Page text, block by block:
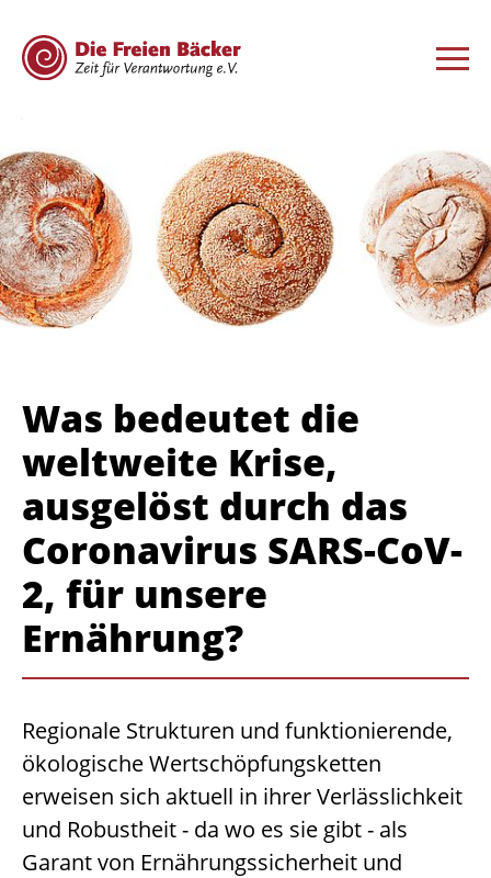
Was bedeutet die
weltweite Krise,
ausgelöst durch das
Coronavirus SARS-CoV-
2, für unsere
Ernährung?
Regionale Strukturen und funktionierende,
ökologische Wertschöpfungsketten
erweisen sich aktuell in ihrer Verlässlichkeit
und Robustheit - da wo es sie gibt - als
Garant von Ernährungssicherheit und